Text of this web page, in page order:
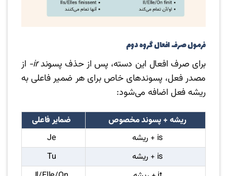
فرمول صرف افعال گروه دوم
برای صرف افعال این دسته، پس از حذف پسوندir- از
مصدر فعل، پسوندهای خاص برای هر ضمیر فاعلی به
ریشه فعل اضافه می‌شود:
ریشه + پسوند مخصوص
ضمایر فاعلی
ریشه + is
Je
ریشه + is
Tu